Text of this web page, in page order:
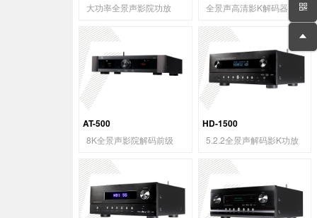
大功率全景声影院功放 全景声高清影K解码器
AT-500
8K全景声影院解码前级
HD-1500
5.2.2全景声解码影K功放